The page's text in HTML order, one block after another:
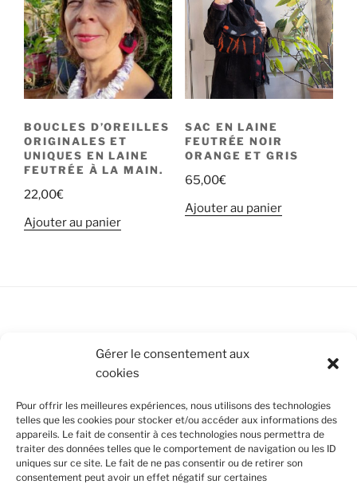
Gérer le consentement aux
cookies
Pour offrir les meilleures expériences, nous utilisons des technologies
telles que les cookies pour stocker et/ou accéder aux informations des
appareils. Le fait de consentir à ces technologies nous permettra de
traiter des données telles que le comportement de navigation ou les ID
uniques sur ce site. Le fait de ne pas consentir ou de retirer son
consentement peut avoir un effet négatif sur certaines
BOUCLES D’OREILLES
ORIGINALES ET
UNIQUES EN LAINE
FEUTRÉE À LA MAIN.
22,00€
Ajouter au panier
SAC EN LAINE
FEUTRÉE NOIR
ORANGE ET GRIS
65,00€
Ajouter au panier
Conditions Générales de Vente
Mentions légales
Politique de cookies (UE)
SUIVEZ-NOUS